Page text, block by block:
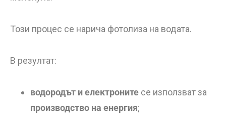
Този процес се нарича фотолиза на водата.
В резултат:
водородът и електроните се използват за
производство на енергия;